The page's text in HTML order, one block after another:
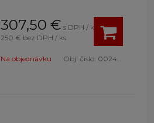
307,50 € s DPH / ks
250 € bez DPH / ks
Na objednávku Obj. čislo: 002406KNRRS120